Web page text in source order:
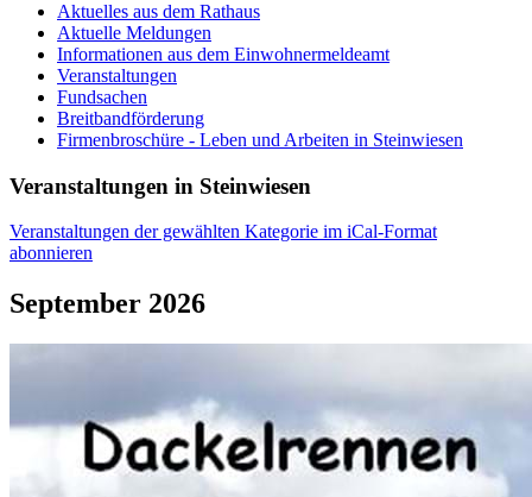
Aktuelles aus dem Rathaus
Aktuelle Meldungen
Informationen aus dem Einwohnermeldeamt
Veranstaltungen
Fundsachen
Breitbandförderung
Firmenbroschüre - Leben und Arbeiten in Steinwiesen
Veranstaltungen in Steinwiesen
Veranstaltungen der gewählten Kategorie im iCal-Format
abonnieren
September 2026